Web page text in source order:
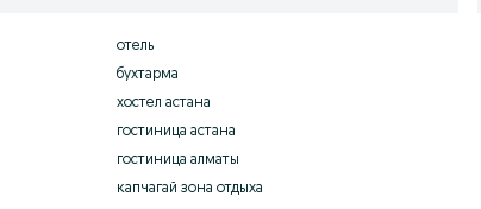
отель
бухтарма
хостел астана
гостиница астана
гостиница алматы
капчагай зона отдыха